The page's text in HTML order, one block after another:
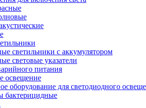
светильники с аккумулятором
световые указатели
питания
освещение
оборудование для светодиодного
бактерицидные